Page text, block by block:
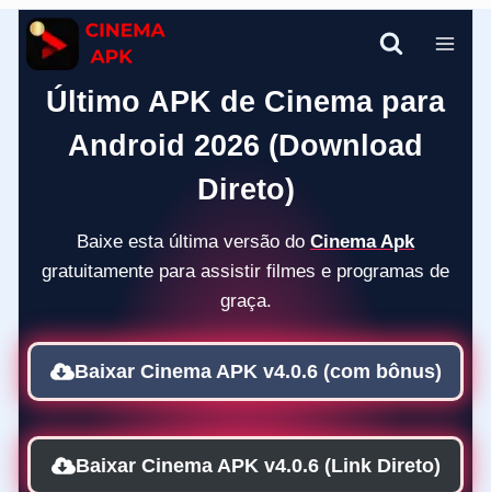
Pular
para
ConteúdoÚltimo APK de Cinema para
Android 2026 (Download
Direto)
Baixe esta última versão do Cinema Apk
gratuitamente para assistir filmes e programas de
graça.
Baixar Cinema APK v4.0.6(com bônus)
Baixar Cinema APK v4.0.6 (Link Direto)